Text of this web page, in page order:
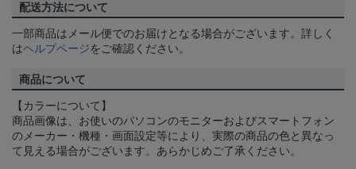
配送方法について
一部商品はメール便でのお届けとなる場合がございます。詳しく
はヘルプページをご確認ください。
商品について
【カラーについて】
商品画像は、お使いのパソコンのモニターおよびスマートフォン
のメーカー・機種・画面設定等により、実際の商品の色と異なっ
て見える場合がございます。あらかじめご了承ください。